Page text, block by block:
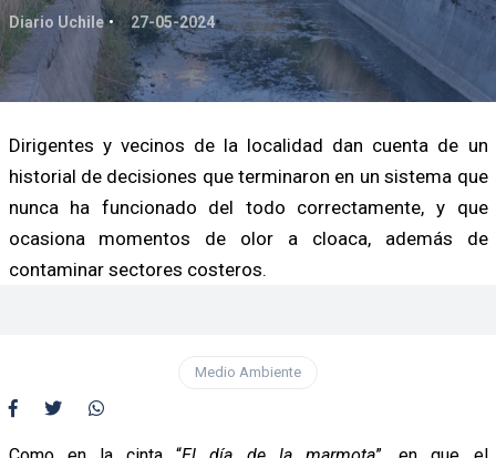
Diario Uchile 27-05-2024
Dirigentes y vecinos de la localidad dan cuenta de un
historial de decisiones que terminaron en un sistema que
nunca ha funcionado del todo correctamente, y que
ocasiona momentos de olor a cloaca, además de
contaminar sectores costeros.
Medio Ambiente